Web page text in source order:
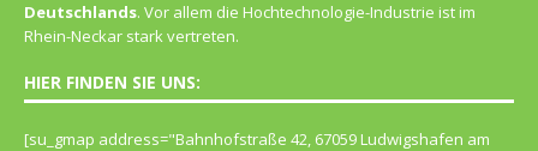
Deutschlands. Vor allem die Hochtechnologie-Industrie ist im
Rhein-Neckar stark vertreten.
HIER FINDEN SIE UNS:
[su_gmap address="Bahn­hof­straße 42, 67059 Lud­wigs­ha­fen am